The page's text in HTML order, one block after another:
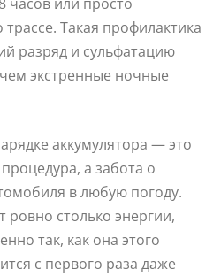
Такая профилактика
разряд и сульфатацию
экстренные ночные
аккумулятора — это
а забота о
в любую погоду.
ровно столько энергии,
так, как она этого
с первого раза даже